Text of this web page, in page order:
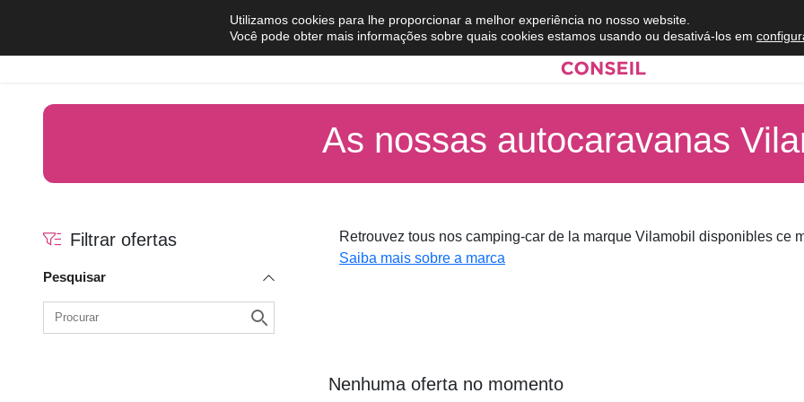
Vender
As nossas autocaravanas
Filtrar ofertas
Pesquisar
Retrouvez tous nos camping-car de la marque Vilamobil disponibles ce
Saiba mais sobre a marca
Nenhuma oferta no momento
Utilizamos cookies para lhe proporcionar a melhor experiência no nosso website.
Você pode obter mais informações sobre quais cookies estamos usando ou desativá-los em